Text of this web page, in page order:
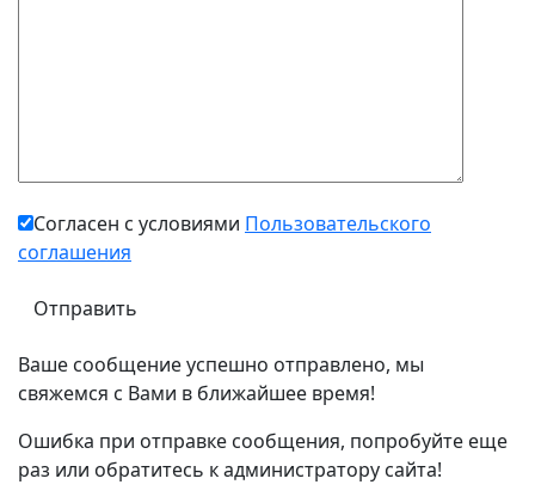
Согласен с условиями Пользовательского
соглашения
Ваше сообщение успешно отправлено, мы
свяжемся с Вами в ближайшее время!
Ошибка при отправке сообщения, попробуйте еще
раз или обратитесь к администратору сайта!